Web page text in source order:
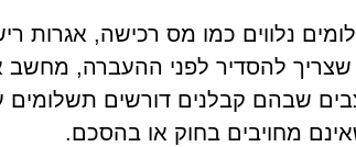
נלווים כמו מס רכישה, אגרות
שצריך להסדיר לפני ההעברה, מחשב
שבהם קבלנים דורשים תשלומים
מחויבים בחוק או בהסכם.